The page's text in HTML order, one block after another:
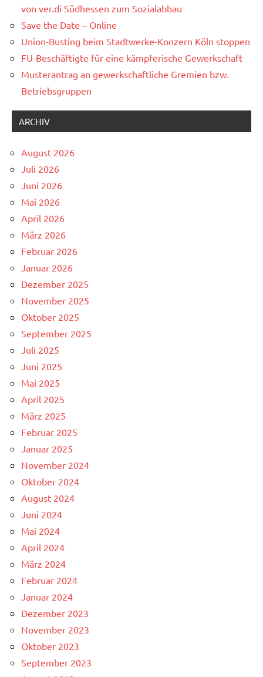
von ver.di Südhessen zum Sozialabbau
Save the Date – Online
Union-Busting beim Stadtwerke-Konzern Köln stoppen
FU-Beschäftigte für eine kämpferische Gewerkschaft
Musterantrag an gewerkschaftliche Gremien bzw.
Betriebsgruppen
ARCHIV
August 2026
Juli 2026
Juni 2026
Mai 2026
April 2026
März 2026
Februar 2026
Januar 2026
Dezember 2025
November 2025
Oktober 2025
September 2025
Juli 2025
Juni 2025
Mai 2025
April 2025
März 2025
Februar 2025
Januar 2025
November 2024
Oktober 2024
August 2024
Juni 2024
Mai 2024
April 2024
März 2024
Februar 2024
Januar 2024
Dezember 2023
November 2023
Oktober 2023
September 2023